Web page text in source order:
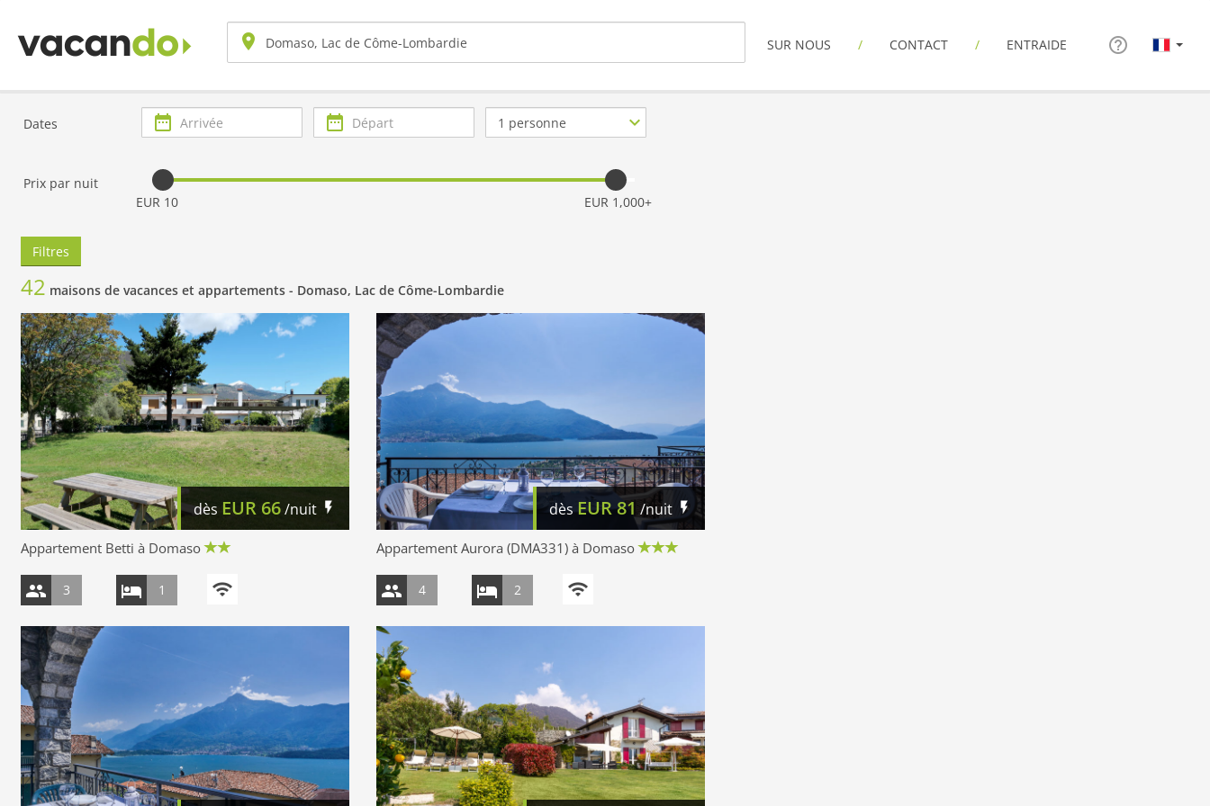
SUR NOUS CONTACT ENTRAIDE
Dates Arrivée Départ
Nb.
de
Prix par nuit
EUR 10
EUR 1,000+
Filtres
42 maisons de vacances et appartements - Domaso, Lac de Côme-Lombardie
dès EUR 66/nuit
Appartement Betti à Domaso
3 1
dèsEUR81 /nuit
Appartement Aurora (DMA331) à Domaso
4 2